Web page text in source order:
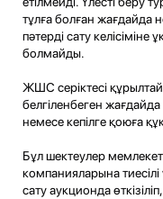
тұлға болған жағдайда
пәтерді сату
болмайды.
ЖШС серіктесі
белгіленбеген жағдайда
немесе кепілге қоюға
Бұл шектеулер
компанияларына
сату аукционда